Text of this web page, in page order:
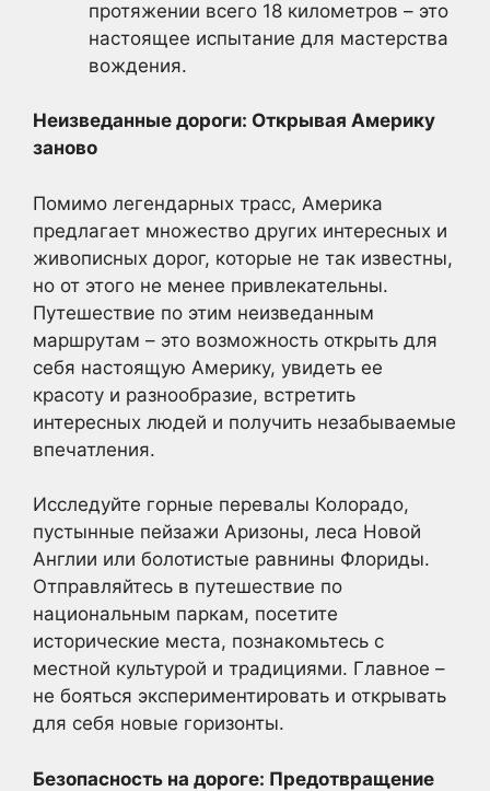
протяжении всего 18 километров – это
настоящее испытание для мастерства
вождения.
Неизведанные дороги: Открывая Америку
заново
Помимо легендарных трасс, Америка
предлагает множество других интересных и
живописных дорог, которые не так известны,
но от этого не менее привлекательны.
Путешествие по этим неизведанным
маршрутам – это возможность открыть для
себя настоящую Америку, увидеть ее
красоту и разнообразие, встретить
интересных людей и получить незабываемые
впечатления.
Исследуйте горные перевалы Колорадо,
пустынные пейзажи Аризоны, леса Новой
Англии или болотистые равнины Флориды.
Отправляйтесь в путешествие по
национальным паркам, посетите
исторические места, познакомьтесь с
местной культурой и традициями. Главное –
не бояться экспериментировать и открывать
для себя новые горизонты.
Безопасность на дороге: Предотвращение